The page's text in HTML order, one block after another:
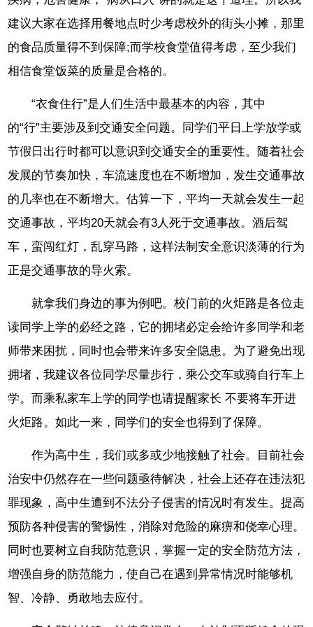
建议大家在选择用餐地点时少考虑校外的街头小摊，那里
的食品质量得不到保障;而学校食堂值得考虑，至少我们
相信食堂饭菜的质量是合格的。
“衣食住行”是人们生活中最基本的内容，其中
的“行”主要涉及到交通安全问题。同学们平日上学放学或
节假日出行时都可以意识到交通安全的重要性。随着社会
发展的节奏加快，车流速度也在不断增加，发生交通事故
的几率也在不断增大。估算一下，平均一天就会发生一起
交通事故，平均20天就会有3人死于交通事故。酒后驾
车，蛮闯红灯，乱穿马路，这样法制安全意识淡薄的行为
正是交通事故的导火索。
就拿我们身边的事为例吧。校门前的火炬路是各位走
读同学上学的必经之路，它的拥堵必定会给许多同学和老
师带来困扰，同时也会带来许多安全隐患。为了避免出现
拥堵，我建议各位同学尽量步行，乘公交车或骑自行车上
学。而乘私家车上学的同学也请提醒家长 不要将车开进
火炬路。如此一来，同学们的安全也得到了保障。
作为高中生，我们或多或少地接触了社会。目前社会
治安中仍然存在一些问题亟待解决，社会上还存在违法犯
罪现象，高中生遭到不法分子侵害的情况时有发生。提高
预防各种侵害的警惕性，消除对危险的麻痹和侥幸心理。
同时也要树立自我防范意识，掌握一定的安全防范方法，
增强自身的防范能力，使自己在遇到异常情况时能够机
智、冷静、勇敢地去应付。